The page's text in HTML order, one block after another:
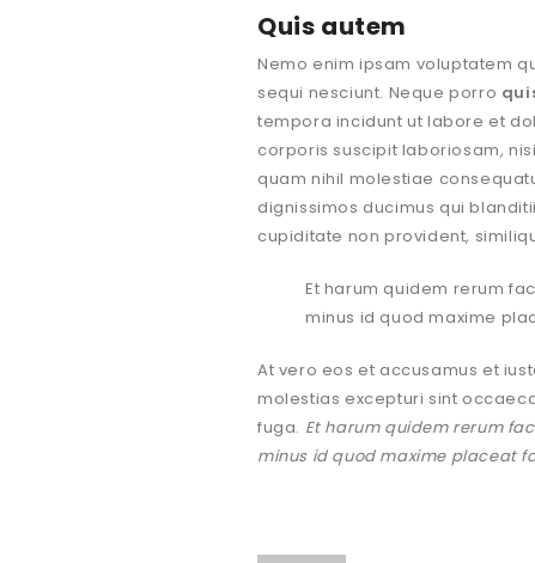
Quis autem
Nemo enim ipsam voluptatem
sequi nesciunt. Neque porro
tempora incidunt ut labore et
corporis suscipit laboriosam,
quam nihil molestiae
dignissimos ducimus qui
cupiditate non provident,
Et harum quidem rerum
minus id quod maxime
At vero eos et accusamus et
molestias excepturi sint
fuga. Et harum quidem rerum
minus id quod maxime placeat